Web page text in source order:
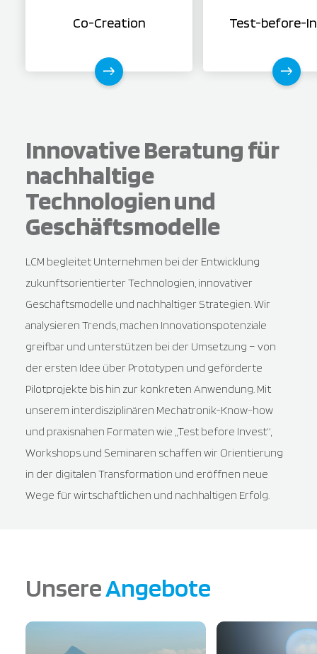
Co-Creation Test-before-
Innovative Beratung für
nachhaltige
Technologien und
Geschäftsmodelle
LCM begleitet Unternehmen bei der Entwicklung
zukunftsorientierter Technologien, innovativer
Geschäftsmodelle und nachhaltiger Strategien. Wir
analysieren Trends, machen Innovationspotenziale
greifbar und unterstützen bei der Umsetzung – von
der ersten Idee über Prototypen und geförderte
Pilotprojekte bis hin zur konkreten Anwendung. Mit
unserem interdisziplinären Mechatronik-Know-how
und praxisnahen Formaten wie „Test before Invest“,
Workshops und Seminaren schaffen wir Orientierung
in der digitalen Transformation und eröffnen neue
Wege für wirtschaftlichen und nachhaltigen Erfolg.
UnsereAngebote